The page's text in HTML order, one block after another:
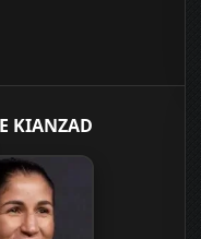
KIANZAD